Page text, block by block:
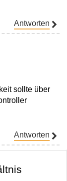
Antworten
sollte über
Antworten